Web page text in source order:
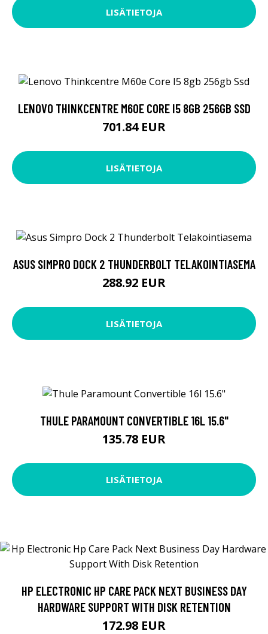
LISÄTIETOJA
LENOVO THINKCENTRE M60E CORE I5 8GB 256GB SSD
701.84 EUR
LISÄTIETOJA
ASUS SIMPRO DOCK 2 THUNDERBOLT TELAKOINTIASEMA
288.92 EUR
LISÄTIETOJA
THULE PARAMOUNT CONVERTIBLE 16L 15.6"
135.78 EUR
LISÄTIETOJA
HP ELECTRONIC HP CARE PACK NEXT BUSINESS DAY
HARDWARE SUPPORT WITH DISK RETENTION
172.98 EUR